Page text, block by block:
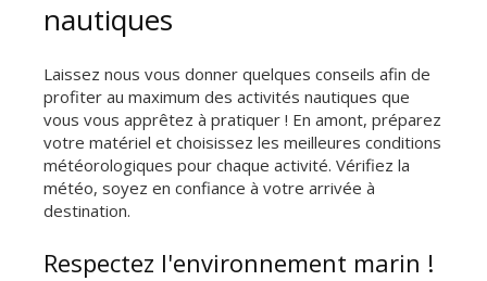
nautiques
Laissez nous vous donner quelques conseils afin de
profiter au maximum des activités nautiques que
vous vous apprêtez à pratiquer ! En amont, préparez
votre matériel et choisissez les meilleures conditions
météorologiques pour chaque activité. Vérifiez la
météo, soyez en confiance à votre arrivée à
destination.
Respectez l'environnement marin !